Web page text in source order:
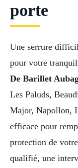
porte
Une serrure
pour votre
De Barillet
Les Paluds,
Major, Napollon,
efficace pour
protection de
qualifié, une